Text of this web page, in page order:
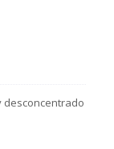
desconcentrado